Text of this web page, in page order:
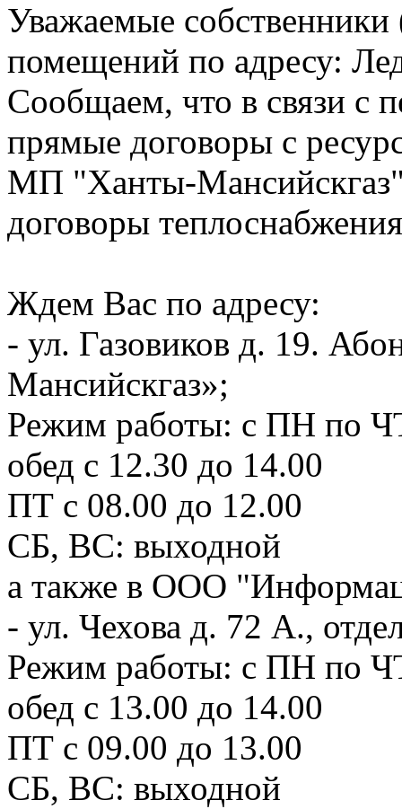
Уважаемые
помещений по адресу:
Сообщаем, что в связи с
прямые договоры с
МП "Ханты-
договоры
Ждем Вас по адресу:
- ул. Газовиков д. 19.
Мансийскгаз»;
Режим работы: с ПН по
обед с 12.30 до 14.00
ПТ с 08.00 до 12.00
СБ, ВС: выходной
а также в ООО
- ул. Чехова д. 72 А.,
Режим работы: с ПН по
обед с 13.00 до 14.00
ПТ с 09.00 до 13.00
СБ, ВС: выходной